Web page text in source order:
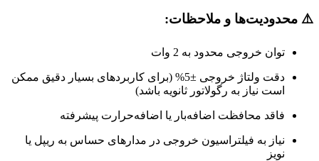
⚠️ محدودیت‌ها و ملاحظات:
توان خروجی محدود به 2 وات
دقت ولتاژ خروجی ±5% (برای کاربردهای بسیار دقیق ممکن
است نیاز به رگولاتور ثانویه باشد)
فاقد محافظت اضافه‌بار یا اضافه‌حرارت پیشرفته
نیاز به فیلتراسیون خروجی در مدارهای حساس به ریپل یا
نویز